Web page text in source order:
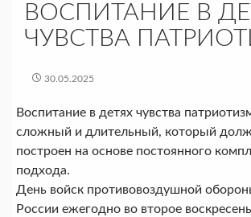
ВОСПИТАНИЕ В
ЧУВСТВА
30.05.2025
Воспитание в детях чувства
сложный и длительный, который
построен на основе постоянного
подхода.
День войск противовоздушной
России ежегодно во второе